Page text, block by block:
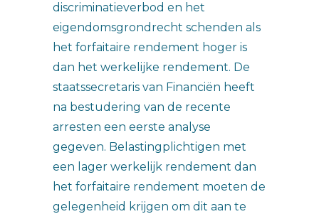
discriminatieverbod en het
eigendomsgrondrecht schenden als
het forfaitaire rendement hoger is
dan het werkelijke rendement. De
staatssecretaris van Financiën heeft
na bestudering van de recente
arresten een eerste analyse
gegeven. Belastingplichtigen met
een lager werkelijk rendement dan
het forfaitaire rendement moeten de
gelegenheid krijgen om dit aan te